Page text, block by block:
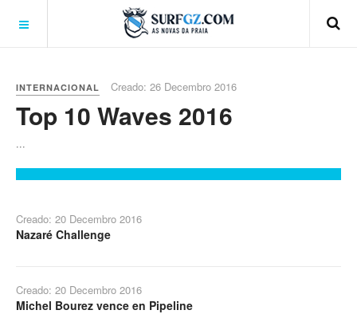
INTERNACIONAL Creado: 26 Decembro 2016
Top 10 Waves 2016
...
Creado: 20 Decembro 2016
Nazaré Challenge
Creado: 20 Decembro 2016
Michel Bourez vence en Pipeline